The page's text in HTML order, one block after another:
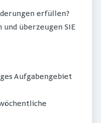
erfüllen?
überzeugen SIE
Aufgabengebiet